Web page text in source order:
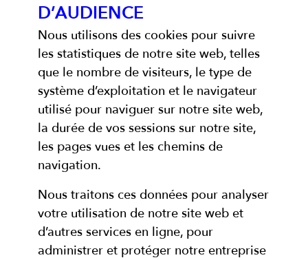
D’AUDIENCE
Nous utilisons des cookies pour suivre
les statistiques de notre site web, telles
que le nombre de visiteurs, le type de
système d’exploitation et le navigateur
utilisé pour naviguer sur notre site web,
la durée de vos sessions sur notre site,
les pages vues et les chemins de
navigation.
Nous traitons ces données pour analyser
votre utilisation de notre site web et
d’autres services en ligne, pour
administrer et protéger notre entreprise